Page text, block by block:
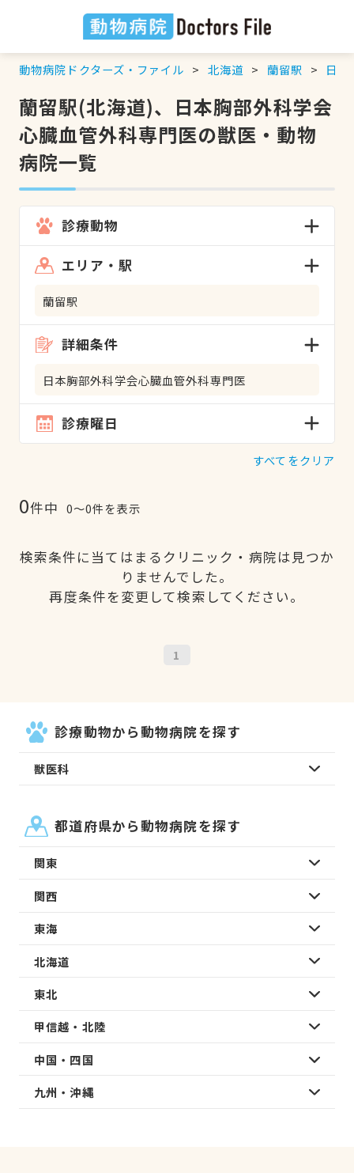
動物病院ドクターズ・ファイル 北海道 蘭留駅 日本
蘭留駅(北海道)、日本胸部外科学会
心臓血管外科専門医の獣医・動物
病院一覧
診療動物
エリア・駅
蘭留駅
詳細条件
日本胸部外科学会心臓血管外科専門医
診療曜日
すべてをクリア
0件中 0〜0件を表示
検索条件に当てはまるクリニック・病院は見つか
りませんでした。
再度条件を変更して検索してください。
1
診療動物から動物病院を探す
獣医科
都道府県から動物病院を探す
関東
関西
東海
北海道
東北
甲信越・北陸
中国・四国
九州・沖縄